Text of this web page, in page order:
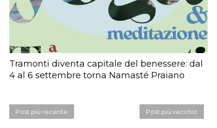
Tramonti diventa capitale del benessere: dal
4 al 6 settembre torna Namasté Praiano
Post più recente Post più vecchio